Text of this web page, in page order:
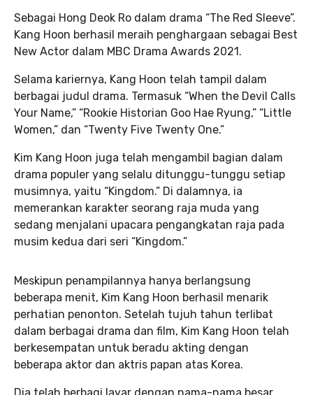
Sebagai Hong Deok Ro dalam drama “The Red Sleeve”.
Kang Hoon berhasil meraih penghargaan sebagai Best
New Actor dalam MBC Drama Awards 2021.
Selama kariernya, Kang Hoon telah tampil dalam
berbagai judul drama. Termasuk “When the Devil Calls
Your Name,” “Rookie Historian Goo Hae Ryung,” “Little
Women,” dan “Twenty Five Twenty One.”
Kim Kang Hoon juga telah mengambil bagian dalam
drama populer yang selalu ditunggu-tunggu setiap
musimnya, yaitu “Kingdom.” Di dalamnya, ia
memerankan karakter seorang raja muda yang
sedang menjalani upacara pengangkatan raja pada
musim kedua dari seri “Kingdom.”
Meskipun penampilannya hanya berlangsung
beberapa menit, Kim Kang Hoon berhasil menarik
perhatian penonton. Setelah tujuh tahun terlibat
dalam berbagai drama dan film, Kim Kang Hoon telah
berkesempatan untuk beradu akting dengan
beberapa aktor dan aktris papan atas Korea.